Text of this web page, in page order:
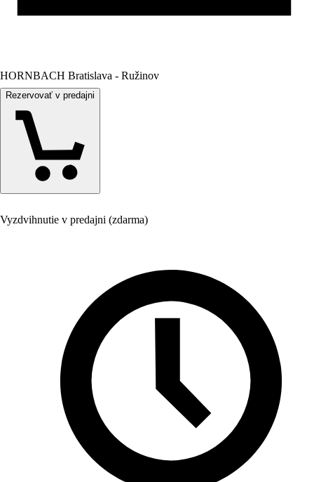
HORNBACH Bratislava - Ružinov
Rezervovať v predajni
Vyzdvihnutie v predajni (zdarma)